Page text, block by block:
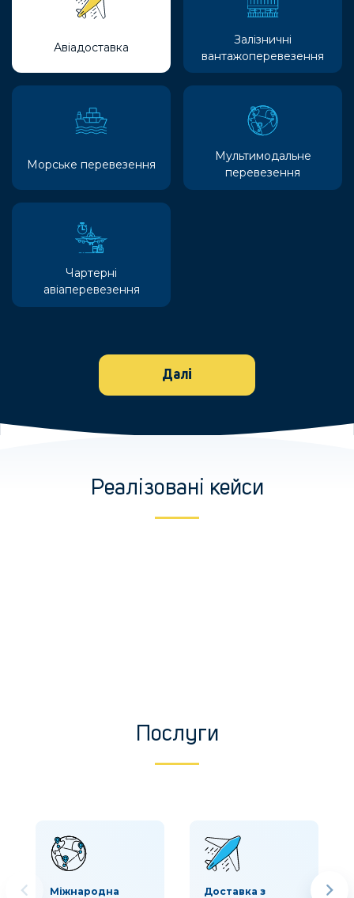
Авіадоставка
Залізничні
вантажоперевезення
Морське перевезення
Мультимодальне
перевезення
Чартерні
авіаперевезення
Далі
Реалізовані кейси
Послуги
Міжнародна
Доставка з